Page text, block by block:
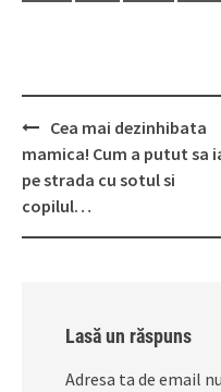
Post
navigation
Cea mai dezinhibata
mamica! Cum a putut sa
pe strada cu sotul si
copilul…
Lasă un răspuns
Adresa ta de email